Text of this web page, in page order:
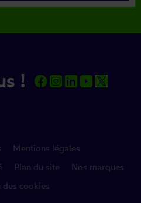
!
Mentions légales
Plan du site
Nos marques
des cookies